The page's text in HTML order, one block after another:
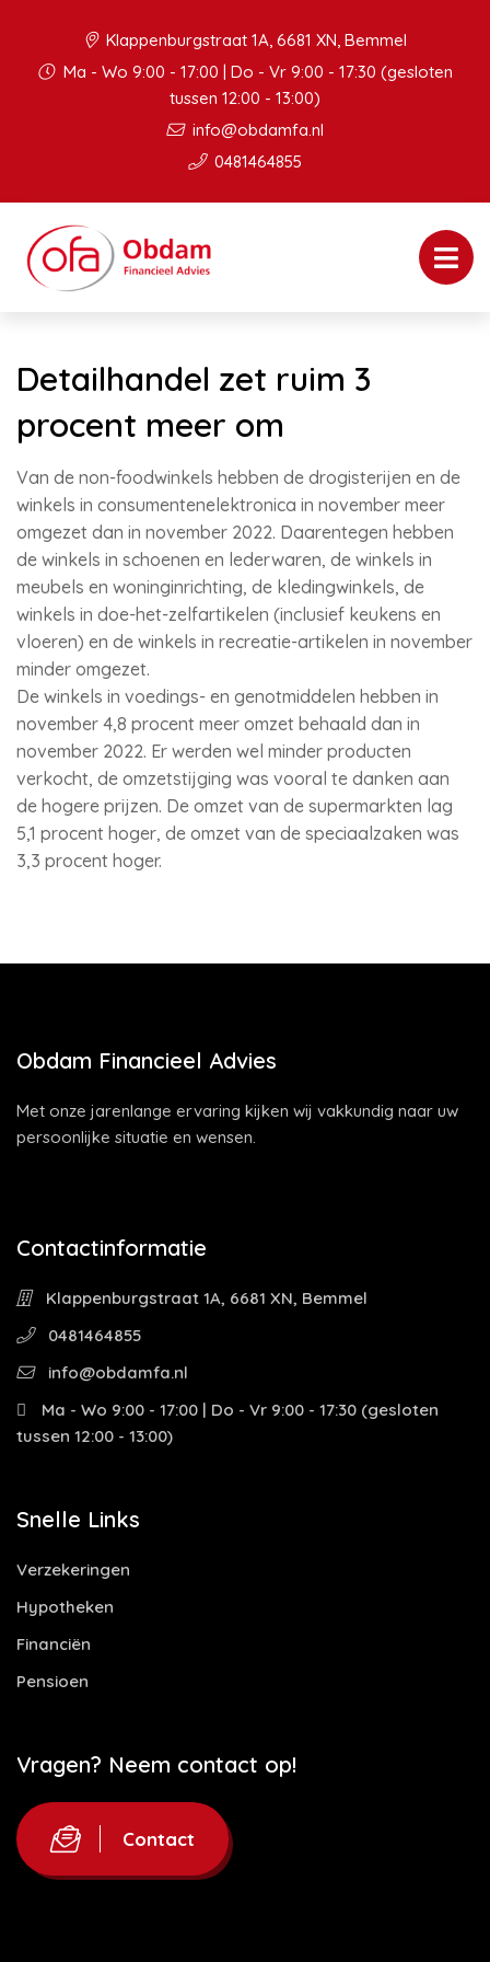
Klappenburgstraat 1A, 6681 XN, Bemmel
Ma - Wo 9:00 - 17:00 | Do - Vr 9:00 - 17:30 (gesloten
tussen 12:00 - 13:00)
info@obdamfa.nl
0481464855
Detailhandel zet ruim 3
procent meer om
Van de non-foodwinkels hebben de drogisterijen en de
winkels in consumentenelektronica in november meer
omgezet dan in november 2022. Daarentegen hebben
de winkels in schoenen en lederwaren, de winkels in
meubels en woninginrichting, de kledingwinkels, de
winkels in doe-het-zelfartikelen (inclusief keukens en
vloeren) en de winkels in recreatie-artikelen in november
minder omgezet.
De winkels in voedings- en genotmiddelen hebben in
november 4,8 procent meer omzet behaald dan in
november 2022. Er werden wel minder producten
verkocht, de omzetstijging was vooral te danken aan
de hogere prijzen. De omzet van de supermarkten lag
5,1 procent hoger, de omzet van de speciaalzaken was
3,3 procent hoger.
Obdam Financieel Advies
Met onze jarenlange ervaring kijken wij vakkundig naar uw
persoonlijke situatie en wensen.
Contactinformatie
Klappenburgstraat 1A, 6681 XN, Bemmel
0481464855
info@obdamfa.nl
Ma - Wo 9:00 - 17:00 | Do - Vr 9:00 - 17:30 (gesloten
tussen 12:00 - 13:00)
Snelle Links
Verzekeringen
Hypotheken
Financiën
Pensioen
Vragen? Neem contact op!
Contact